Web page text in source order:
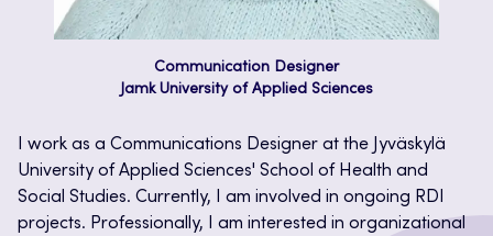
Communication Designer
Jamk University of Applied Sciences
I work as a Communications Designer at the Jyväskylä
University of Applied Sciences' School of Health and
Social Studies. Currently, I am involved in ongoing RDI
projects. Professionally, I am interested in organizational